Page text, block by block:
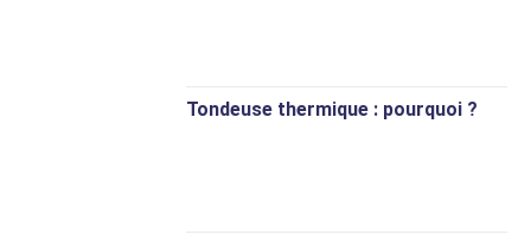
Tondeuse thermique : pourquoi ?